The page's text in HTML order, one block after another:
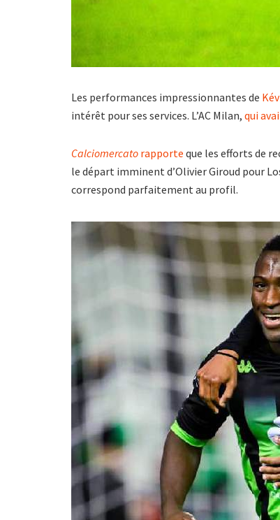
Les performances impressionnantes de
intérêt pour ses services. L’AC Milan, qui
Calciomercato rapporte que les efforts de
le départ imminent d’Olivier Giroud pour
correspond parfaitement au profil.